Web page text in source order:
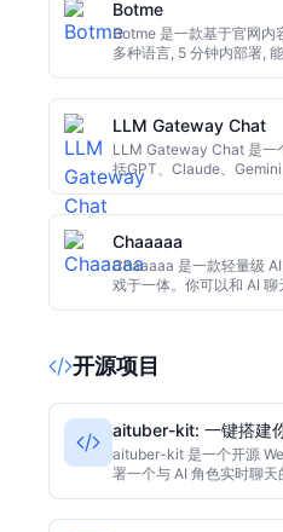
Botme
Botme 是一款基于官网内
多种语言, 5 分钟内部署,
LLM Gateway Chat
LLM Gateway Chat 是一
括GPT、Claude、
天平台，支持对话中切换
Chaaaaa
Chaaaaa 是一款轻量级
戏于一体。你可以和 AI
开源项目
aituber-kit: 一键搭建
aituber-kit 是一个开源
署一个与 AI 角色实时聊